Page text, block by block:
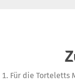
Für die Torteletts